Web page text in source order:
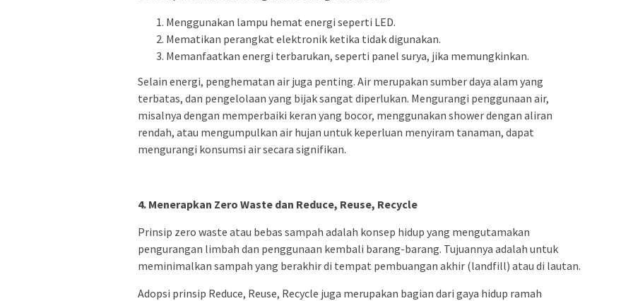
Menggunakan lampu hemat energi seperti LED.
Mematikan perangkat elektronik ketika tidak digunakan.
Memanfaatkan energi terbarukan, seperti panel surya, jika memungkinkan.
Selain energi, penghematan air juga penting. Air merupakan sumber daya alam yang
terbatas, dan pengelolaan yang bijak sangat diperlukan. Mengurangi penggunaan air,
misalnya dengan memperbaiki keran yang bocor, menggunakan shower dengan aliran
rendah, atau mengumpulkan air hujan untuk keperluan menyiram tanaman, dapat
mengurangi konsumsi air secara signifikan.
4. Menerapkan Zero Waste dan Reduce, Reuse, Recycle
Prinsip zero waste atau bebas sampah adalah konsep hidup yang mengutamakan
pengurangan limbah dan penggunaan kembali barang-barang. Tujuannya adalah untuk
meminimalkan sampah yang berakhir di tempat pembuangan akhir (landfill) atau di lautan.
Adopsi prinsip Reduce, Reuse, Recycle juga merupakan bagian dari gaya hidup ramah